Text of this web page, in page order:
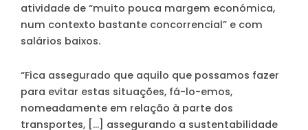
atividade de “muito pouca margem económica,
num contexto bastante concorrencial” e com
salários baixos.
“Fica assegurado que aquilo que possamos fazer
para evitar estas situações, fá-lo-emos,
nomeadamente em relação à parte dos
transportes, […] assegurando a sustentabilidade